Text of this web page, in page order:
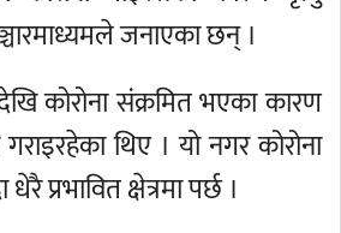
जनाएका छन् ।
कोरोना संक्रमित भएका कारण
थिए । यो नगर कोरोना
प्रभावित क्षेत्रमा पर्छ ।